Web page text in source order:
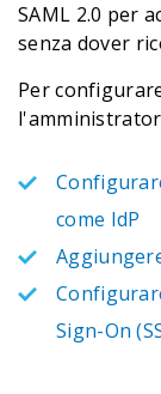
SAML 2.0 per
senza dover
Per
come IdP
Sign-On